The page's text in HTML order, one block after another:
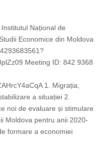
Național de
Economice din Moldova
Meeting ID: 842 9368
1. Migrația,
a situației 2.
noi de evaluare și stimulare
Moldova pentru anii 2020-
formare a economiei